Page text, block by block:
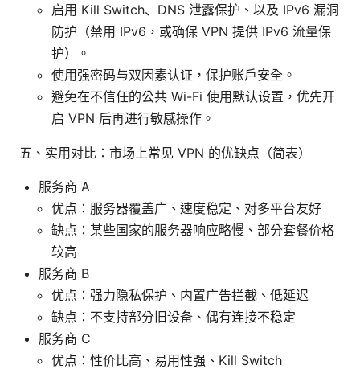
启用 Kill Switch、DNS 泄露保护、以及 IPv6 漏洞
防护（禁用 IPv6，或确保 VPN 提供 IPv6 流量保
护）。
使用强密码与双因素认证，保护账户安全。
避免在不信任的公共 Wi-Fi 使用默认设置，优先开
启 VPN 后再进行敏感操作。
五、实用对比：市场上常见 VPN 的优缺点（简表）
服务商 A
优点：服务器覆盖广、速度稳定、对多平台友好
缺点：某些国家的服务器响应略慢、部分套餐价格
较高
服务商 B
优点：强力隐私保护、内置广告拦截、低延迟
缺点：不支持部分旧设备、偶有连接不稳定
服务商 C
优点：性价比高、易用性强、Kill Switch